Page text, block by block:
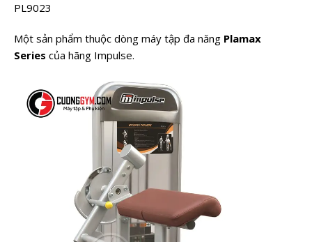
PL9023
Một sản phẩm thuộc dòng máy tập đa năng Plamax
Series của hãng Impulse.